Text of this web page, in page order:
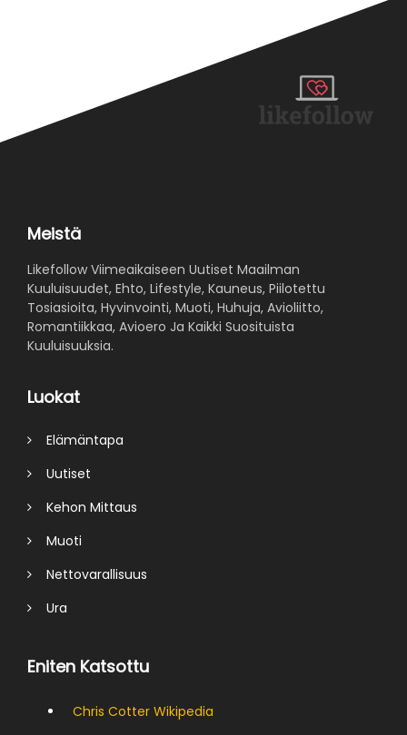
Meistä
Likefollow Viimeaikaiseen Uutiset Maailman
Kuuluisuudet, Ehto, Lifestyle, Kauneus, Piilotettu
Tosiasioita, Hyvinvointi, Muoti, Huhuja, Avioliitto,
Romantiikkaa, Avioero Ja Kaikki Suosituista
Kuuluisuuksia.
Luokat
Elämäntapa
Uutiset
Kehon Mittaus
Muoti
Nettovarallisuus
Ura
Eniten Katsottu
Chris Cotter Wikipedia